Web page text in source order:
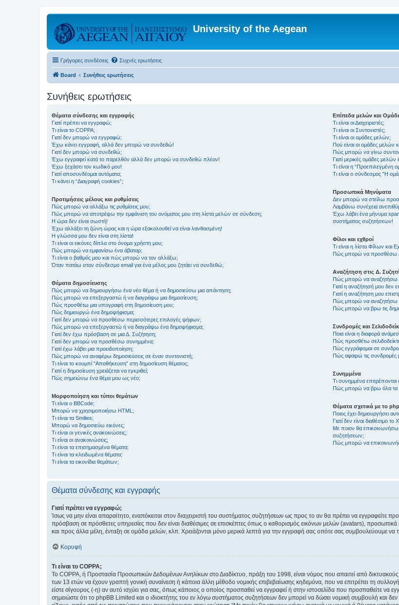
University of the Aegean
Γρήγορες συνδέσεις Συχνές ερωτήσεις
Board Συνήθεις ερωτήσεις
Συνήθεις ερωτήσεις
Θέματα σύνδεσης και εγγραφής
Γιατί πρέπει να εγγραφώ;
Τι είναι το COPPA;
Γιατί δεν μπορώ να εγγραφώ;
Έχω κάνει εγγραφή, αλλά δεν μπορώ να συνδεθώ!
Γιατί δεν μπορώ να συνδεθώ;
Έχω εγγραφεί κατά το παρελθόν αλλά δεν μπορώ να συνδεθώ πλέον!
Έχω ξεχάσει τον κωδικό μου!
Γιατί αποσυνδέομαι αυτόματα;
Τι κάνει η “Διαγραφή cookies”;
Προτιμήσεις μέλους και ρυθμίσεις
Πώς μπορώ να αλλάξω τις ρυθμίσεις μου;
Πώς μπορώ να αποτρέψω την εμφάνιση του ονόματος μου στη λίστα μελών σε σύνδεση;
Η ώρα δεν είναι σωστή!
Έχω αλλάξει τη ζώνη ώρας και η ώρα εξακολουθεί να είναι λανθασμένη!
Η γλώσσα μου δεν είναι στη λίστα!
Τι είναι οι εικόνες δίπλα στο όνομα χρήστη μου;
Πώς μπορώ να εμφανίσω ένα άβαταρ;
Τι είναι ο βαθμός μου και πώς μπορώ να τον αλλάξω;
Όταν πατάω στον σύνδεσμο email για ένα μέλος μου ζητάει να συνδεθώ;
Θέματα δημοσίευσης
Πώς μπορώ να δημιουργήσω ένα νέο θέμα ή να δημοσιεύσω μια απάντηση;
Πώς μπορώ να επεξεργαστώ ή να διαγράψω μια δημοσίευση;
Πώς προσθέτω μια υπογραφή στη δημοσίευση μου;
Πώς δημιουργώ ένα δημοψήφισμα;
Γιατί δεν μπορώ να προσθέσω περισσότερες επιλογές ψήφων;
Πώς μπορώ να επεξεργαστώ ή να διαγράψω ένα δημοψήφισμα;
Γιατί δεν έχω πρόσβαση σε μια Δ. Συζήτηση;
Γιατί δεν μπορώ να προσθέσω συνημμένα;
Γιατί έχω λάβει μια προειδοποίηση;
Πώς μπορώ να αναφέρω δημοσιεύσεις σε έναν συντονιστή;
Τι είναι το κουμπί “Αποθήκευση” στη δημοσίευση θέματος;
Γιατί η δημοσίευση χρειάζεται να εγκριθεί;
Πώς σημειώνω ένα θέμα μου ως νέο;
Μορφοποίηση και τύποι θεμάτων
Τι είναι ο BBCode;
Μπορώ να χρησιμοποιήσω HTML;
Τι είναι τα Smilies;
Μπορώ να δημοσιεύω εικόνες;
Τι είναι οι γενικές ανακοινώσεις;
Τι είναι οι ανακοινώσεις;
Τι είναι τα επισημασμένα θέματα;
Τι είναι τα κλειδωμένα θέματα;
Τι είναι τα εικονίδια θεμάτων;
Επίπεδα μελών και
Τι είναι οι Διαχειριστές;
Τι είναι οι Συντονιστές;
Τι είναι οι ομάδες μελών;
Πού είναι οι ομάδες
Πώς μπορώ να γίνω
Γιατί μερικές ομάδες μελών
Τι είναι η “Προεπιλεγμένη
Τι είναι ο σύνδεσμος "Η
Προσωπικά Μηνύματα
Δεν μπορώ να στείλω
Λαμβάνω συνέχεια
Έχω λάβει ένα μήνυμα
συστήματος συζητήσεων!
Φίλοι και εχθροί
Τι είναι η λίστα Φίλων και
Πώς μπορώ να προσθέσω /
Αναζήτηση στις Δ.
Πώς μπορώ να αναζητήσω
Γιατί η αναζήτησή μου δεν
Γιατί η αναζήτηση μου
Πώς μπορώ να αναζητήσω
Πώς μπορώ να βρω τις
Συνδρομές και
Ποια είναι η διαφορά
Πώς προσθέτω
Πώς εγγράφομαι σε
Πώς αφαιρώ τις συνδρομές
Συνημμένα
Τι συνημμένα
Πώς μπορώ να βρω όλα τα
Θέματα σχετικά με το
Ποιος έχει δημιουργήσει
Γιατί δεν είναι διαθέσιμο το
Με ποιον θα επικοινωνήσω
συζητήσεων;
Πώς μπορώ να
Θέματα σύνδεσης και εγγραφής
Γιατί πρέπει να εγγραφώ;
Ίσως να μην είναι απαραίτητο, εναπόκειται στον διαχειριστή του συστήματος συζητήσεων ως προς το αν θα πρέπει να εγγραφείτε
πρόσβαση σε πρόσθετες υπηρεσίες που δεν είναι διαθέσιμες σε επισκέπτες όπως ο καθορισμός εικόνων μελών (avatars),
και προς άλλα μέλη, ένταξη σε ομάδα μελών, κλπ. Χρειάζονται μόνο μερικά λεπτά για την εγγραφή σας οπότε σας συμβουλεύουμε να
Κορυφή
Τι είναι το COPPA;
Το COPPA, ή Προστασία Προσωπικών Δεδομένων Ανηλίκων στο Διαδίκτυο, πράξη του 1998, είναι νόμος που απαιτεί από
των 13 ετών να έχουν γραπτή γονική συναίνεση ή κάποια άλλη μέθοδο νομικής επιβεβαίωσης κηδεμόνα, που να επιτρέπει τη
είστε σίγουρος (-η) αν αυτό ισχύει για σας, όπως κάποιος ο οποίος προσπαθεί να εγγραφεί ή στην ιστοσελίδα που προσπαθείτε να
σημειώστε ότι το phpBB Limited και ο ιδιοκτήτης του εν λόγω συστήματος συζητήσεων δεν μπορεί να δώσει νομική συμβουλή και